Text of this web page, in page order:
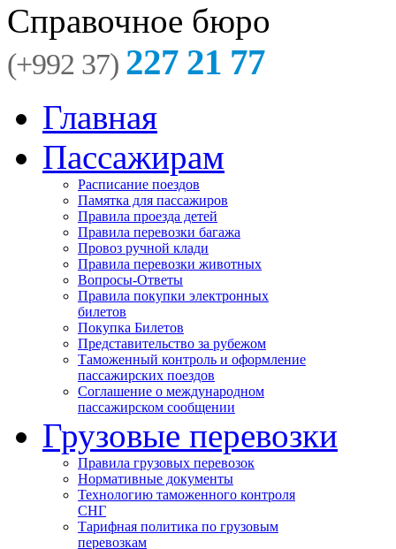
Справочное бюро
(+992 37) 227 21 77
Главная
Пассажирам
Расписание поездов
Памятка для пассажиров
Правила проезда детей
Правила перевозки багажа
Провоз ручной клади
Правила перевозки животных
Вопросы-Ответы
Правила покупки электронных
билетов
Покупка Билетов
Представительство за рубежом
Таможенный контроль и оформление
пассажирских поездов
Соглашение о международном
пассажирском сообщении
Грузовые перевозки
Правила грузовых перевозок
Нормативные документы
Технологию таможенного контроля
СНГ
Тарифная политика по грузовым
перевозкам